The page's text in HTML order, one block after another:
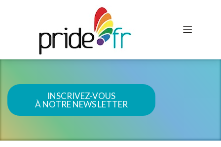
INSCRIVEZ-VOUS
À NOTRE NEWS LETTER